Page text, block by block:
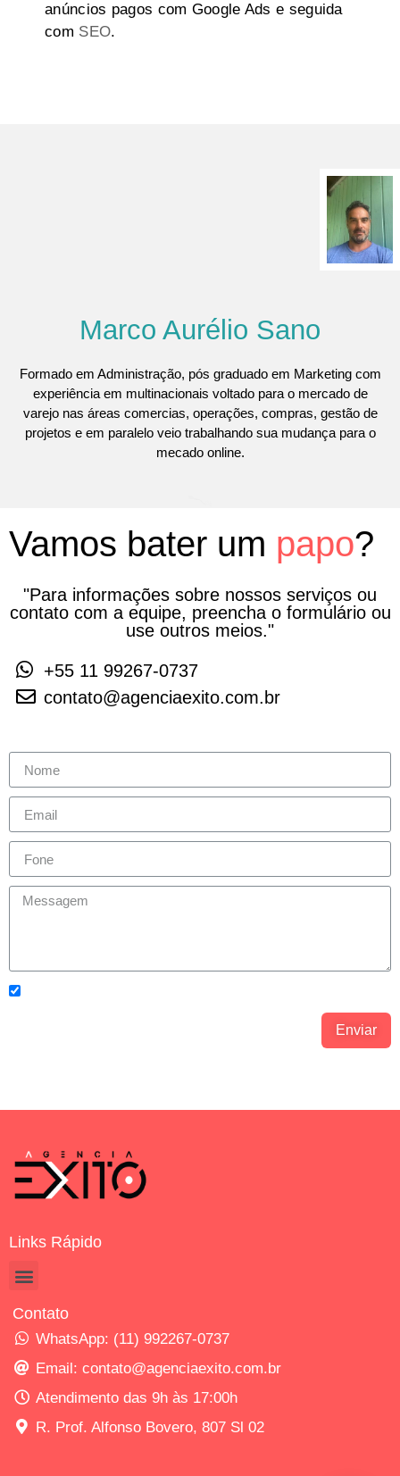
anúncios pagos com Google Ads e seguida
com SEO.
Marco Aurélio Sano
Formado em Administração, pós graduado em Marketing com
experiência em multinacionais voltado para o mercado de
varejo nas áreas comercias, operações, compras, gestão de
projetos e em paralelo veio trabalhando sua mudança para o
mecado online.
Vamos bater um papo?
"Para informações sobre nossos serviços ou
contato com a equipe, preencha o formulário ou
use outros meios."
+55 11 99267-0737
contato@agenciaexito.com.br
Enviar
Links Rápido
Contato
WhatsApp: (11) 992267-0737
Email: contato@agenciaexito.com.br
Atendimento das 9h às 17:00h
R. Prof. Alfonso Bovero, 807 Sl 02